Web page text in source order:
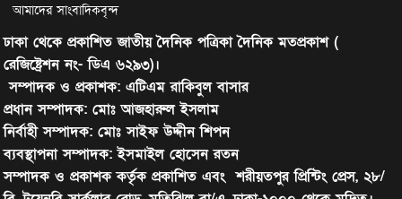
আমাদের সাংবাদিকবৃন্দ
ঢাকা থেকে প্রকাশিত জাতীয় দৈনিক পত্রিকা দৈনিক মতপ্রকাশ (
রেজিষ্ট্রেশন নং- ডিএ ৬২৯৩)।
সম্পাদক ও প্রকাশক: এটিএম রাকিবুল বাসার
প্রধান সম্পাদক: মোঃ আজহারুল ইসলাম
নির্বাহী সম্পাদক: মোঃ সাইফ উদ্দীন শিপন
ব্যবস্থাপনা সম্পাদক: ইসমাইল হোসেন রতন
সম্পাদক ও প্রকাশক কর্তৃক প্রকাশিত এবং শরীয়তপুর প্রিন্টিং প্রেস, ২৮/